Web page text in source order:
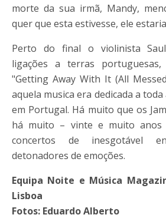
morte da sua irmã, Mandy,
quer que esta estivesse, ele
Perto do final o violinista
ligações a terras
"Getting Away With It (All
aquela musica era dedicada a
em Portugal. Há muito que os
há muito – vinte e muito
concertos de inesgotável
detonadores de emoções.
Equipa Noite e Música
Lisboa
Fotos: Eduardo Alberto